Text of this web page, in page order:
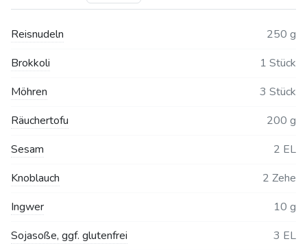
Reisnudeln
250 g
Brokkoli
1 Stück
Möhren
3 Stück
Räuchertofu
200 g
Sesam
2 EL
Knoblauch
2 Zehe
Ingwer
10 g
Sojasoße, ggf. glutenfrei
3 EL